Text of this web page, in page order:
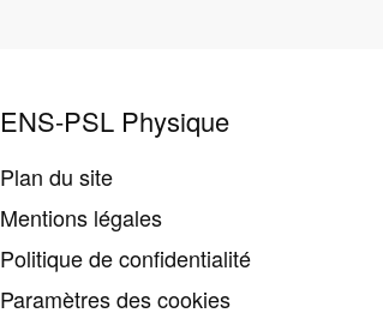
ENS-PSL Physique
Plan du site
Mentions légales
Politique de confidentialité
Paramètres des cookies